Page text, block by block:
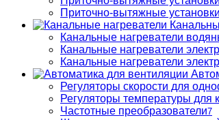
Приточно-вытяжные
Канальные нагреватели
Канальные нагреватели
Канальные нагреватели
Регуляторы скорости для
Регуляторы температуры для
Частотные преобразователи7